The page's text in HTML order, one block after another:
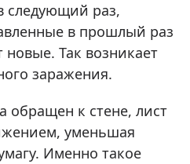
следующий раз,
в прошлый раз
Так возникает
заражения.
обращен к стене, лист
уменьшая
Именно такое